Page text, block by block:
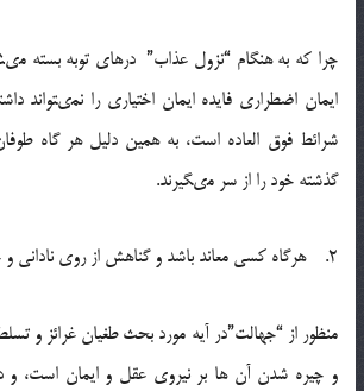
چرا كه به هنگام “نزول عذاب” درهاى توبه بسته
ایمان اضطرارى فایده ایمان اختیارى را نمى‏تواند
شرائط فوق العاده است، به همین دلیل هر گاه
گذشته خود را از سر مى‏گیرند.
2. هرگاه کسی معاند باشد و گناهش از روی نادانی و جهالت نباشد.
منظور از “جهالت”در آیه مورد بحث طغیان غرائز
و چیره شدن آن ها بر نیروى عقل و ایمان است، و